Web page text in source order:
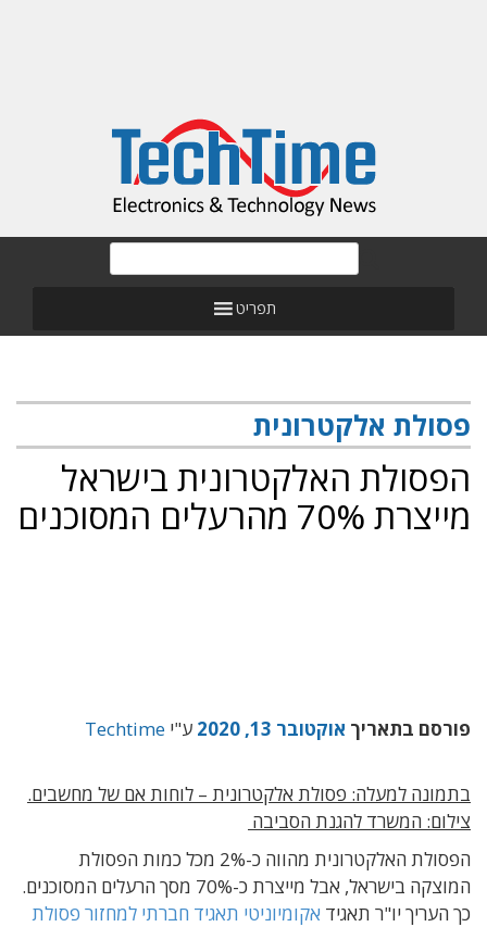
תפריט
פסולת אלקטרונית
הפסולת האלקטרונית בישראל
מייצרת 70% מהרעלים המסוכנים
פורסם בתאריך אוקטובר 13, 2020 ע"י Techtime
בתמונה למעלה: פסולת אלקטרונית – לוחות אם של מחשבים.
צילום: המשרד להגנת הסביבה
הפסולת האלקטרונית מהווה כ-2% מכל כמות הפסולת
המוצקה בישראל, אבל מייצרת כ-70% מסך הרעלים המסוכנים.
כך העריך יו"ר תאגיד אקומיוניטי תאגיד חברתי למחזור פסולת